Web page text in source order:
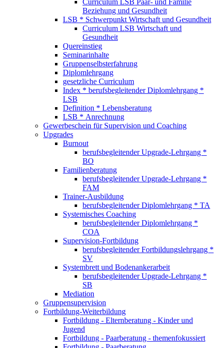
Beziehung und Gesundheit
LSB * Schwerpunkt Wirtschaft und Gesundheit
Curriculum LSB Wirtschaft und
Gesundheit
Quereinstieg
Seminarinhalte
Gruppenselbsterfahrung
Diplomlehrgang
gesetzliche Curriculum
Index * berufsbegleitender Diplomlehrgang *
LSB
Definition * Lebensberatung
LSB * Anrechnung
Gewerbeschein für Supervision und Coaching
Upgrades
Burnout
berufsbegleitender Upgrade-Lehrgang *
BO
Familienberatung
berufsbegleitender Upgrade-Lehrgang *
FAM
Trainer-Ausbildung
berufsbegleitender Diplomlehrgang * TA
Systemisches Coaching
berufsbegleitender Diplomlehrgang *
COA
Supervision-Fortbildung
berufsbegleitender Fortbildungslehrgang *
SV
Systembrett und Bodenankerarbeit
berufsbegleitender Upgrade-Lehrgang *
SB
Mediation
Gruppensupervision
Fortbildung-Weiterbildung
Fortbildung - Elternberatung - Kinder und
Jugend
Fortbildung - Paarberatung - themenfokussiert